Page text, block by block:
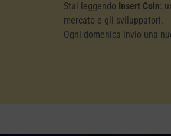
Stai leggendo Insert Coin:
mercato e gli sviluppatori.
Ogni domenica invio una